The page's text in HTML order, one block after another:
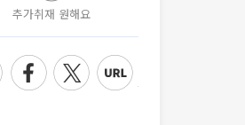
추가취재 원해요